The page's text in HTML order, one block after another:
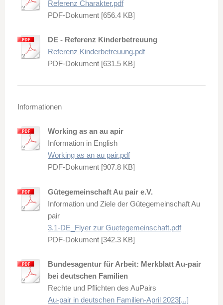
Referenz Charakter.pdf
PDF-Dokument [656.4 KB]
DE - Referenz Kinderbetreuung
Referenz Kinderbetreuung.pdf
PDF-Dokument [631.5 KB]
Informationen
Working as an au apir
Information in English
Working as an au pair.pdf
PDF-Dokument [907.8 KB]
Gütegemeinschaft Au pair e.V.
Information und Ziele der Gütegemeinschaft Au
pair
3.1-DE_Flyer zur Guetegemeinschaft.pdf
PDF-Dokument [342.3 KB]
Bundesagentur für Arbeit: Merkblatt Au-pair
bei deutschen Familien
Rechte und Pflichten des AuPairs
Au-pair in deutschen Familien-April 2023[...]